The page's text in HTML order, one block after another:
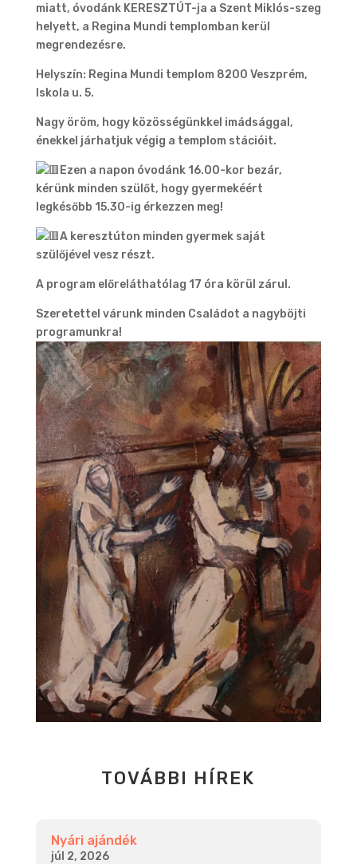
miatt, óvodánk KERESZTÚT-ja a Szent Miklós-szeg
helyett, a Regina Mundi templomban kerül
megrendezésre.
Helyszín: Regina Mundi templom 8200 Veszprém,
Iskola u. 5.
Nagy öröm, hogy közösségünkkel imádsággal,
énekkel járhatjuk végig a templom stációit.
Ezen a napon óvodánk 16.00-kor bezár,
kérünk minden szülőt, hogy gyermekéért
legkésőbb 15.30-ig érkezzen meg!
A keresztúton minden gyermek saját
szülőjével vesz részt.
A program előreláthatólag 17 óra körül zárul.
Szeretettel várunk minden Családot a nagyböjti
programunkra!
TOVÁBBI HÍREK
Nyári ajándék
júl 2, 2026